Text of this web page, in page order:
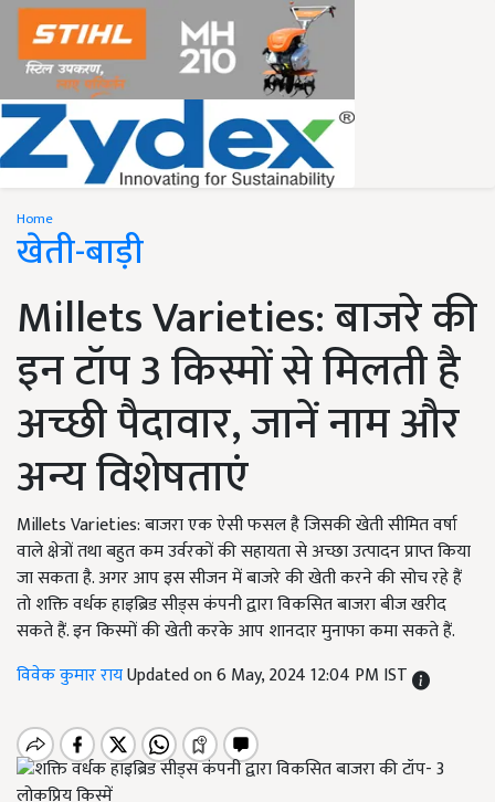
Home
खेती-बाड़ी
Millets Varieties: बाजरे की
इन टॉप 3 किस्मों से मिलती है
अच्छी पैदावार, जानें नाम और
अन्य विशेषताएं
Millets Varieties: बाजरा एक ऐसी फसल है जिसकी खेती सीमित वर्षा
वाले क्षेत्रों तथा बहुत कम उर्वरकों की सहायता से अच्छा उत्पादन प्राप्त किया
जा सकता है. अगर आप इस सीजन में बाजरे की खेती करने की सोच रहे हैं
तो शक्ति वर्धक हाइब्रिड सीड्स कंपनी द्वारा विकसित बाजरा बीज खरीद
सकते हैं. इन किस्मों की खेती करके आप शानदार मुनाफा कमा सकते हैं.
विवेक कुमार रायUpdated on 6 May, 2024 12:04 PM IST